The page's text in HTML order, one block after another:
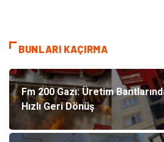
BUNLARI KAÇIRMA
Fm 200 Gazı: Üretim
Hızlı Geri Dönüş